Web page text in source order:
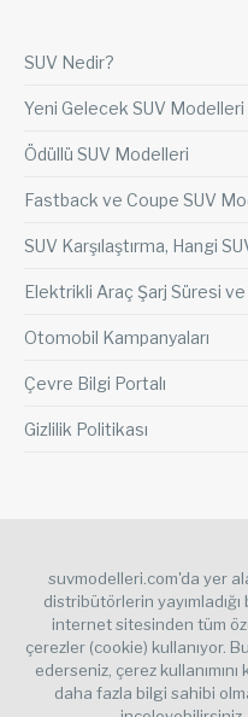
SUV Nedir?
Yeni Gelecek SUV Modelleri
Ödüllü SUV Modelleri
Fastback ve Coupe SUV
SUV Karşılaştırma, Hangi
Elektrikli Araç Şarj Süresi
Otomobil Kampanyaları
Çevre Bilgi Portalı
Gizlilik Politikası
suvmodelleri.com'da yer
distribütörlerin
internet sitesinden tüm
çerezler (cookie) kullanıyor.
ederseniz, çerez
daha fazla bilgi sahibi